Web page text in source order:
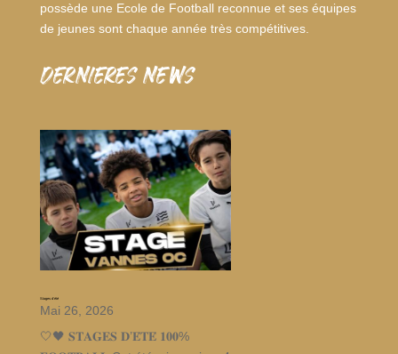
possède une Ecole de Football reconnue et ses équipes
de jeunes sont chaque année très compétitives.
dernieres news
Stages d’été
Mai 26, 2026
🤍🖤 𝐒𝐓𝐀𝐆𝐄𝐒 𝐃’𝐄́𝐓𝐄́ 𝟏𝟎𝟎%